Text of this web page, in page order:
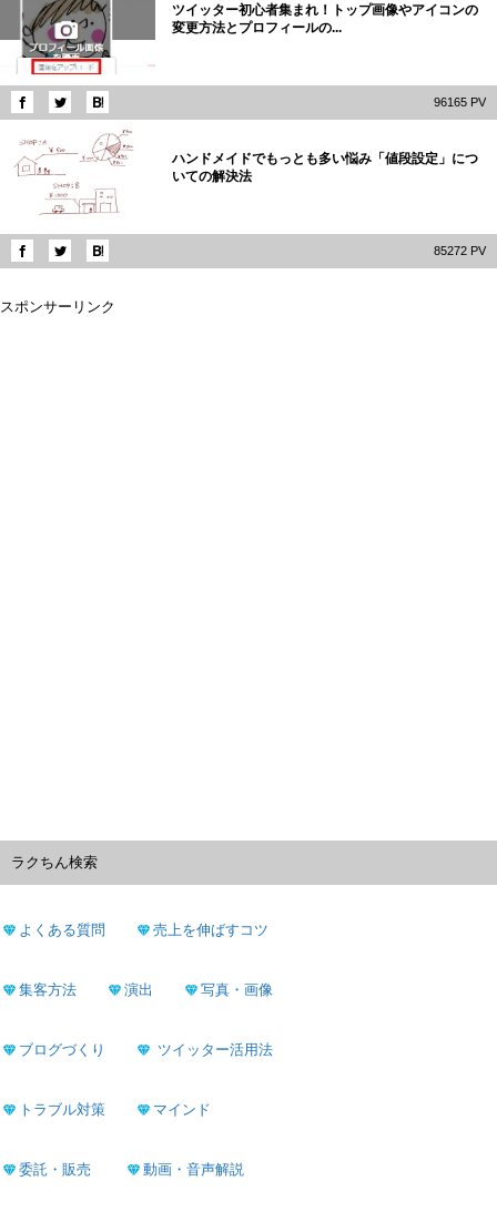
ツイッター初心者集まれ！トップ画像やアイコンの
変更方法とプロフィールの...
96165 PV
ハンドメイドでもっとも多い悩み「値段設定」につ
いての解決法
85272 PV
スポンサーリンク
ラクちん検索
よくある質問 売上を伸ばすコツ
集客方法 演出 写真・画像
ブログづくり ツイッター活用法
トラブル対策 マインド
委託・販売 動画・音声解説